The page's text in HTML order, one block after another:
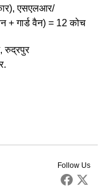
एसएलआर/
गार्ड वैन) = 12 कोच
रुद्रपुर
Follow Us